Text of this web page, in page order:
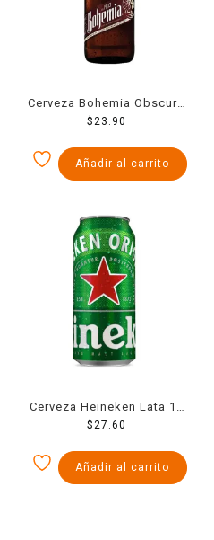
Cerveza Bohemia Obscura
Botella 355 Ml
$23.90
Añadir al carrito
Cerveza Heineken Lata 16
Oz
$27.60
Añadir al carrito